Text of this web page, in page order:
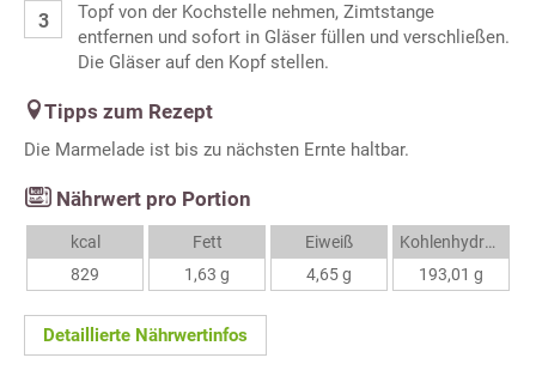
Topf von der Kochstelle nehmen, Zimtstange
entfernen und sofort in Gläser füllen und verschließen.
Die Gläser auf den Kopf stellen.
Tipps zum Rezept
Die Marmelade ist bis zu nächsten Ernte haltbar.
Nährwert pro Portion
kcal
829
Fett
1,63 g
Eiweiß
4,65 g
Kohlenhydrate
193,01 g
Detaillierte Nährwertinfos